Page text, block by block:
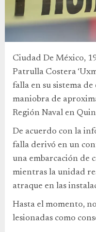
Ciudad De México,
Patrulla Costera
falla en su sistema
maniobra de
Región Naval en
De acuerdo con la
falla derivó en un
una embarcación de
mientras la unidad
atraque en las
Hasta el momento,
lesionadas como